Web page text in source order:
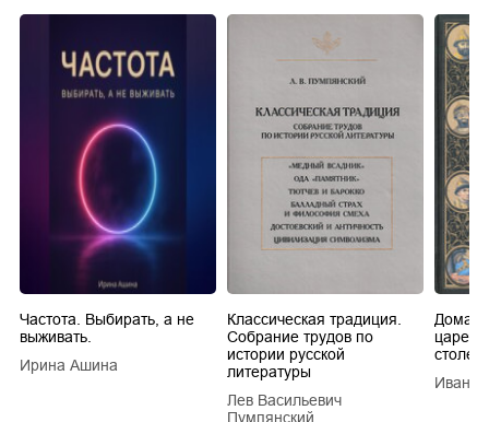
Частота. Выбирать, а не
выживать.
Ирина Ашина
Классическая традиция.
Собрание трудов по
истории русской
литературы
Лев Васильевич
Пумпянский
царей
Иван